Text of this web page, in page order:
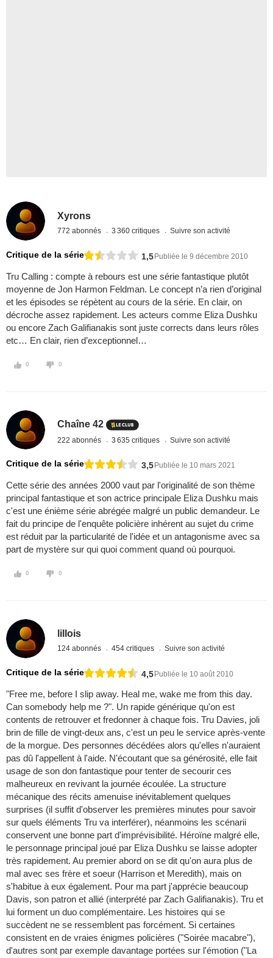
Xyrons
772 abonnés 3 360 critiques Suivre son activité
Critique de la série 1,5Publiée le 9 décembre 2010
Tru Calling : compte à rebours est une série fantastique plutôt
moyenne de Jon Harmon Feldman. Le concept n’a rien d’original
et les épisodes se répètent au cours de la série. En clair, on
décroche assez rapidement. Les acteurs comme Eliza Dushku
ou encore Zach Galifianakis sont juste corrects dans leurs rôles
etc… En clair, rien d’exceptionnel…
0 0
Chaîne 42
222 abonnés 3 635 critiques Suivre son activité
Critique de la série 3,5Publiée le 10 mars 2021
Cette série des années 2000 vaut par l'originalité de son thème
principal fantastique et son actrice principale Eliza Dushku mais
c'est une énième série abrégée malgré un public demandeur. Le
fait du principe de l'enquête policière inhérent au sujet du crime
est réduit par la particularité de l'idée et un antagonisme avec sa
part de mystère sur qui quoi comment quand où pourquoi.
0 0
lillois
124 abonnés 454 critiques Suivre son activité
Critique de la série 4,5Publiée le 10 août 2010
"Free me, before I slip away. Heal me, wake me from this day.
Can somebody help me ?". Un rapide générique qu'on est
contents de retrouver et fredonner à chaque fois. Tru Davies, joli
brin de fille de vingt-deux ans, c'est un peu le service après-vente
de la morgue. Des personnes décédées alors qu'elles n'auraient
pas dû l'appellent à l'aide. N'écoutant que sa générosité, elle fait
usage de son don fantastique pour tenter de secourir ces
malheureux en revivant la journée écoulée. La structure
mécanique des récits amenuise inévitablement quelques
surprises (il suffit d'observer les premières minutes pour savoir
sur quels éléments Tru va interférer), néanmoins les scénarii
conservent une bonne part d'imprévisibilité. Héroïne malgré elle,
le personnage principal joué par Eliza Dushku se laisse adopter
très rapidement. Au premier abord on se dit qu'on aura plus de
mal avec ses frère et soeur (Harrison et Meredith), mais on
s'habitue à eux également. Pour ma part j'apprécie beaucoup
Davis, son patron et allié (interprété par Zach Galifianakis). Tru et
lui forment un duo complémentaire. Les histoires qui se
succèdent ne se ressemblent pas forcément. Si certaines
consistent en de vraies énigmes policières ("Soirée macabre"),
d'autres sont par exemple davantage portées sur l'émotion ("La